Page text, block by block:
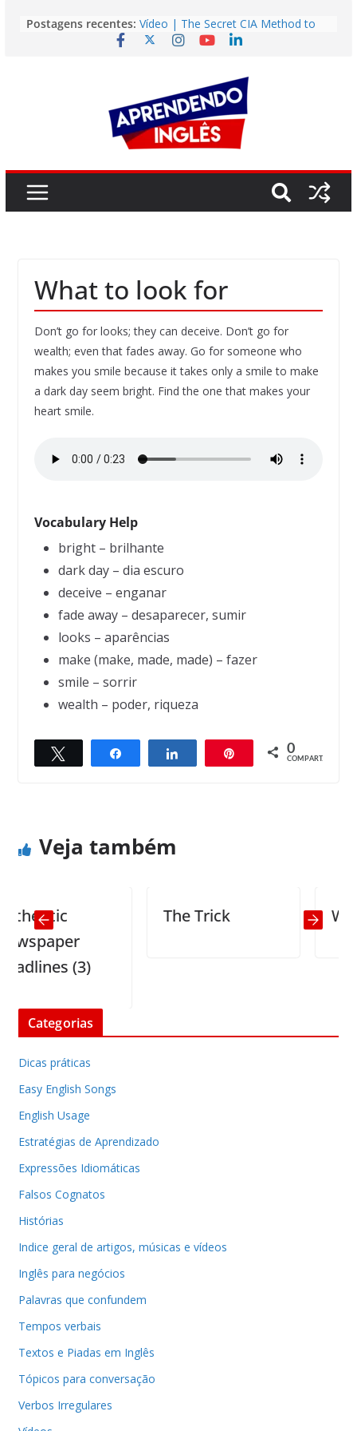
para
Postagens recentes: Vídeo | The Secret CIA Method to
Learn Any Language in 11 Days
Vídeo | Do imaginary friends make
you smarter?
Story | Brasília: The City That Rose
from the Wilderness
Easy English Song | Somewhere
Over the Rainbow (Israel
What to look for
Don’t go for looks; they can deceive. Don’t go for
wealth; even that fades away. Go for someone who
makes you smile because it takes only a smile to make
a dark day seem bright. Find the one that makes your
heart smile.
Vocabulary Help
bright – brilhante
dark day – dia escuro
deceive – enganar
fade away – desaparecer, sumir
looks – aparências
make (make, made, made) – fazer
smile – sorrir
wealth – poder, riqueza
Compartilhar Compartilhar 0
COMPART.
← Previous
Next →
Veja também
(3)
The Trick What
Categorias
Dicas práticas
Easy English Songs
English Usage
Estratégias de Aprendizado
Expressões Idiomáticas
Falsos Cognatos
Histórias
Indice geral de artigos, músicas e vídeos
Inglês para negócios
Palavras que confundem
Tempos verbais
Textos e Piadas em Inglês
Tópicos para conversação
Verbos Irregulares